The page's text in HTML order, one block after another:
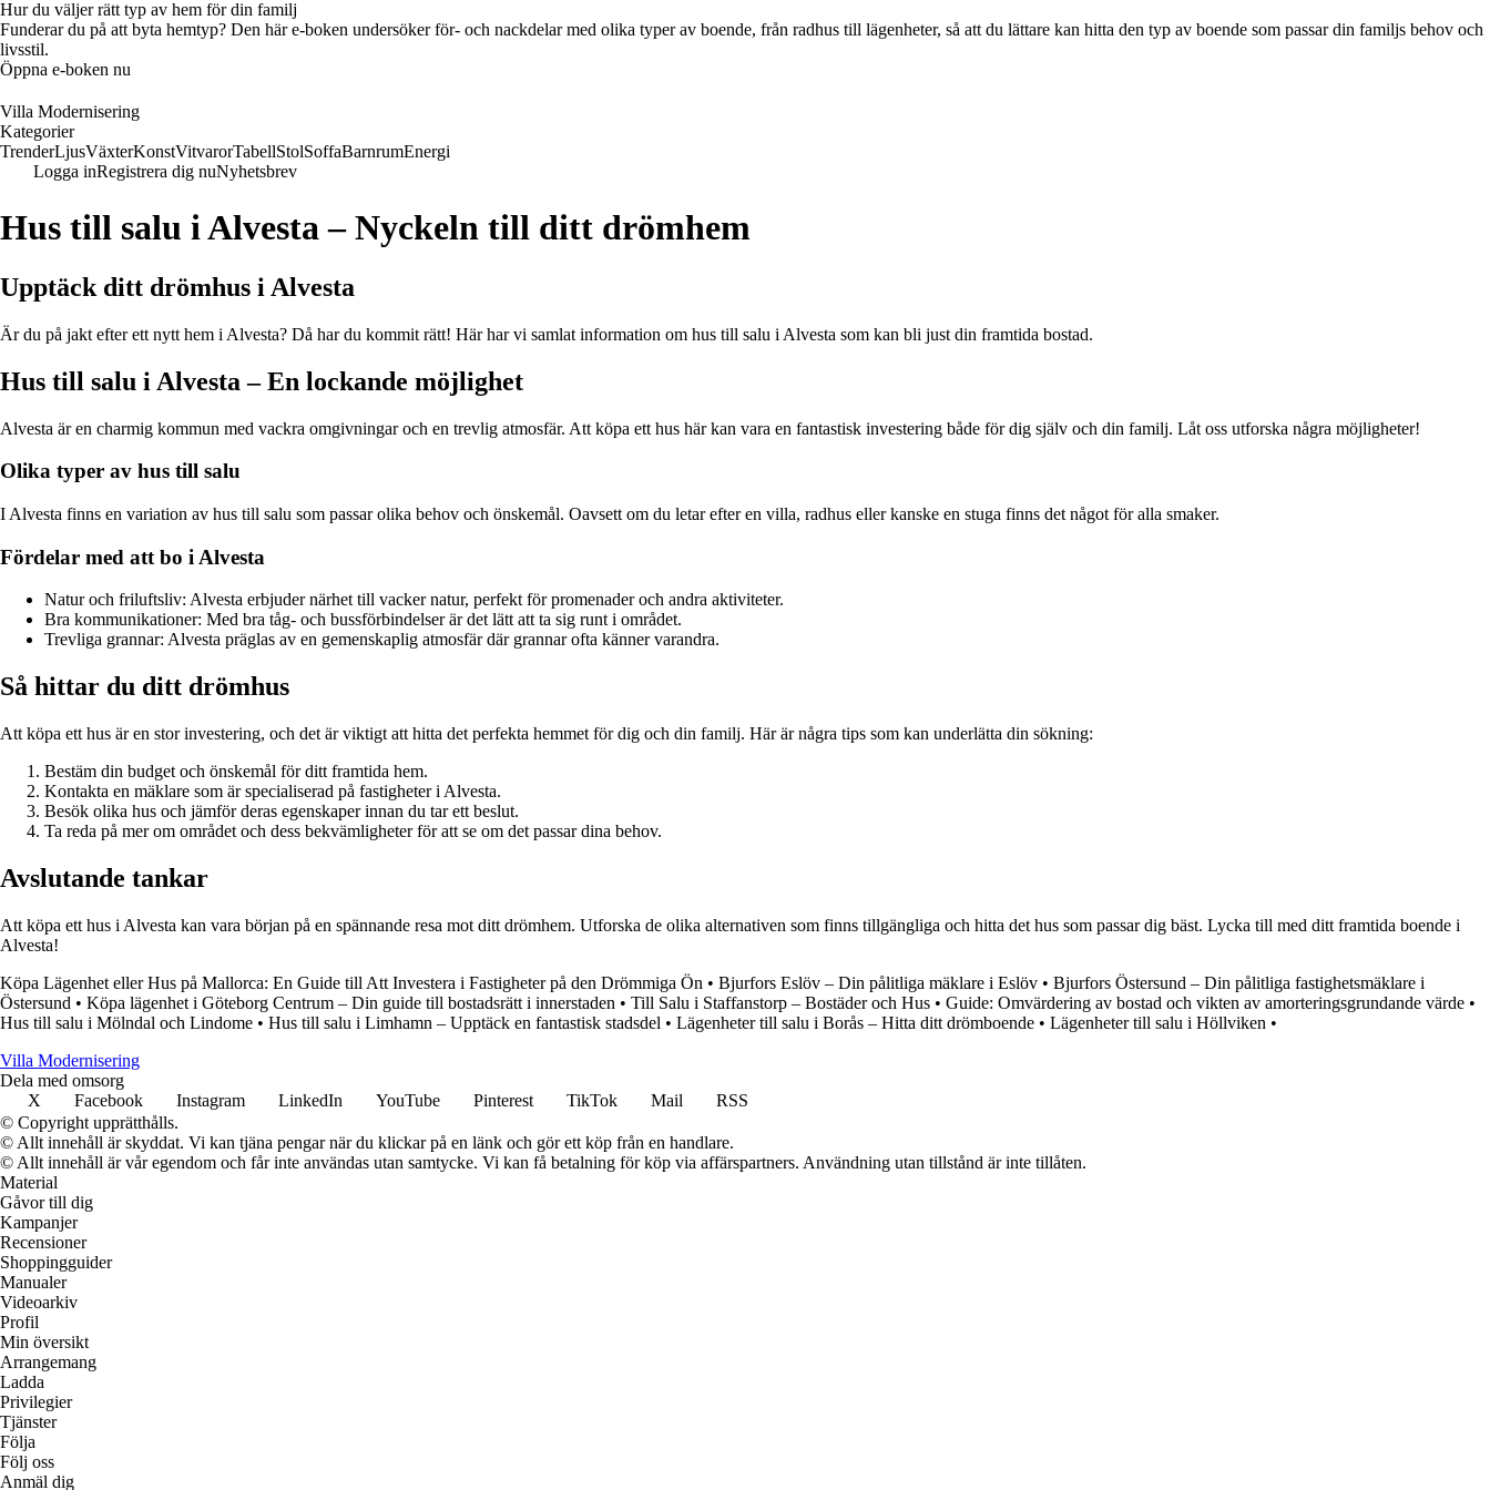
Hur du väljer rätt typ av hem för din familj
Funderar du på att byta hemtyp? Den här e-boken undersöker för- och nackdelar med olika typer av boende, från radhus till lägenheter, så att du lättare kan hitta den typ av boende som passar din familjs behov och
livsstil.
Öppna e-boken nu
Villa Modernisering
Kategorier
TrenderLjusVäxterKonstVitvarorTabellStolSoffaBarnrumEnergi
Logga inRegistrera dig nuNyhetsbrev
Hus till salu i Alvesta – Nyckeln till ditt drömhem
Upptäck ditt drömhus i Alvesta
Är du på jakt efter ett nytt hem i Alvesta? Då har du kommit rätt! Här har vi samlat information om hus till salu i Alvesta som kan bli just din framtida bostad.
Hus till salu i Alvesta – En lockande möjlighet
Alvesta är en charmig kommun med vackra omgivningar och en trevlig atmosfär. Att köpa ett hus här kan vara en fantastisk investering både för dig själv och din familj. Låt oss utforska några möjligheter!
Olika typer av hus till salu
I Alvesta finns en variation av hus till salu som passar olika behov och önskemål. Oavsett om du letar efter en villa, radhus eller kanske en stuga finns det något för alla smaker.
Fördelar med att bo i Alvesta
Natur och friluftsliv: Alvesta erbjuder närhet till vacker natur, perfekt för promenader och andra aktiviteter.
Bra kommunikationer: Med bra tåg- och bussförbindelser är det lätt att ta sig runt i området.
Trevliga grannar: Alvesta präglas av en gemenskaplig atmosfär där grannar ofta känner varandra.
Så hittar du ditt drömhus
Att köpa ett hus är en stor investering, och det är viktigt att hitta det perfekta hemmet för dig och din familj. Här är några tips som kan underlätta din sökning:
Bestäm din budget och önskemål för ditt framtida hem.
Kontakta en mäklare som är specialiserad på fastigheter i Alvesta.
Besök olika hus och jämför deras egenskaper innan du tar ett beslut.
Ta reda på mer om området och dess bekvämligheter för att se om det passar dina behov.
Avslutande tankar
Att köpa ett hus i Alvesta kan vara början på en spännande resa mot ditt drömhem. Utforska de olika alternativen som finns tillgängliga och hitta det hus som passar dig bäst. Lycka till med ditt framtida boende i
Alvesta!
Köpa Lägenhet eller Hus på Mallorca: En Guide till Att Investera i Fastigheter på den Drömmiga Ön • Bjurfors Eslöv – Din pålitliga mäklare i Eslöv • Bjurfors Östersund – Din pålitliga fastighetsmäklare i
Östersund • Köpa lägenhet i Göteborg Centrum – Din guide till bostadsrätt i innerstaden • Till Salu i Staffanstorp – Bostäder och Hus • Guide: Omvärdering av bostad och vikten av amorteringsgrundande värde •
Hus till salu i Mölndal och Lindome • Hus till salu i Limhamn – Upptäck en fantastisk stadsdel • Lägenheter till salu i Borås – Hitta ditt drömboende • Lägenheter till salu i Höllviken •
Villa Modernisering
Dela med omsorg
X
Facebook Instagram LinkedIn YouTube Pinterest TikTok Mail
RSS
© Copyright upprätthålls.
© Allt innehåll är skyddat. Vi kan tjäna pengar när du klickar på en länk och gör ett köp från en handlare.
© Allt innehåll är vår egendom och får inte användas utan samtycke. Vi kan få betalning för köp via affärspartners. Användning utan tillstånd är inte tillåten.
Material
Gåvor till dig
Kampanjer
Recensioner
Shoppingguider
Manualer
Videoarkiv
Profil
Min översikt
Arrangemang
Ladda
Privilegier
Tjänster
Följa
Följ oss
Anmäl dig